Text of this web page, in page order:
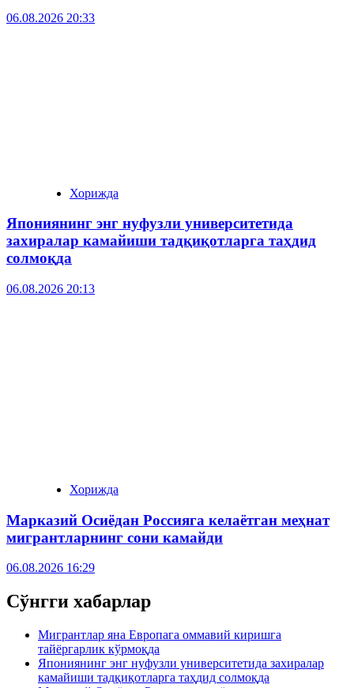
06.08.2026 20:33
Хорижда
Япониянинг энг нуфузли университетида
захиралар камайиши тадқиқотларга таҳдид
солмоқда
06.08.2026 20:13
Хорижда
Марказий Осиёдан Россияга келаётган меҳнат
мигрантларнинг сони камайди
06.08.2026 16:29
Сўнгги хабарлар
Мигрантлар яна Европага оммавий киришга
тайёргарлик кўрмоқда
Япониянинг энг нуфузли университетида захиралар
камайиши тадқиқотларга таҳдид солмоқда